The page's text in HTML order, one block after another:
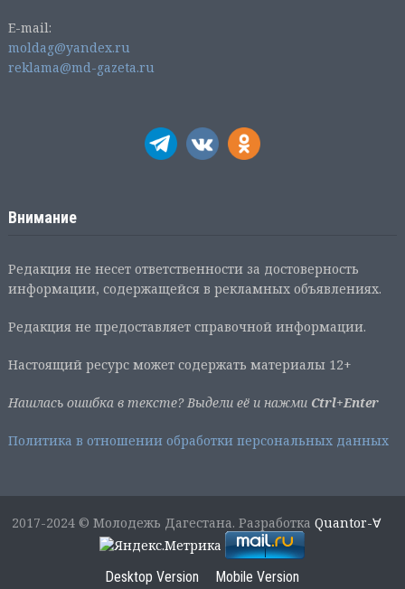
E-mail:
moldag@yandex.ru
reklama@md-gazeta.ru
Внимание
Редакция не несет ответственности за достоверность
информации, содержащейся в рекламных объявлениях.
Редакция не предоставляет справочной информации.
Настоящий ресурс может содержать материалы 12+
Нашлась ошибка в тексте? Выдели её и нажми Ctrl+Enter
Политика в отношении обработки персональных данных
2017-2024 © Молодежь Дагестана. РазработкаQuantor-∀
Desktop Version Mobile Version